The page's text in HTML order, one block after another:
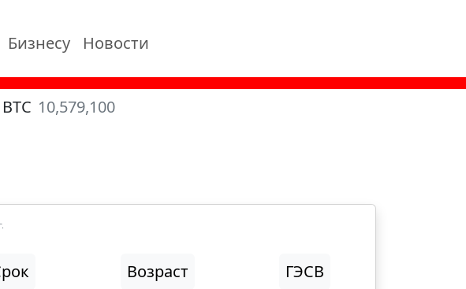
Бизнесу Новости
BTC 10,579,100
Возраст
ГЭСВ